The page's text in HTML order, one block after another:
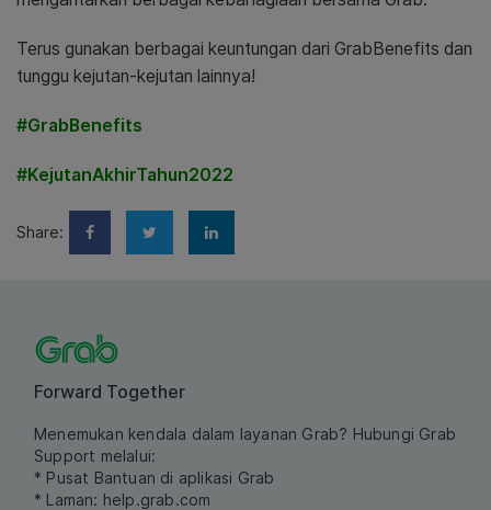
Terus gunakan berbagai keuntungan dari GrabBenefits dan
tunggu kejutan-kejutan lainnya!
#GrabBenefits
#KejutanAkhirTahun2022
Share:
Forward Together
Menemukan kendala dalam layanan Grab? Hubungi Grab
Support melalui:
* Pusat Bantuan di aplikasi Grab
* Laman: help.grab.com